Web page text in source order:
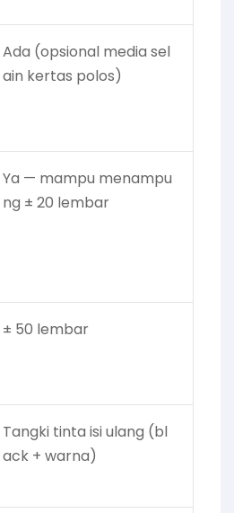
Ada (opsional media sel
ain kertas polos)
Ya — mampu menampu
ng ± 20 lembar
± 50 lembar
Tangki tinta isi ulang (bl
ack + warna)